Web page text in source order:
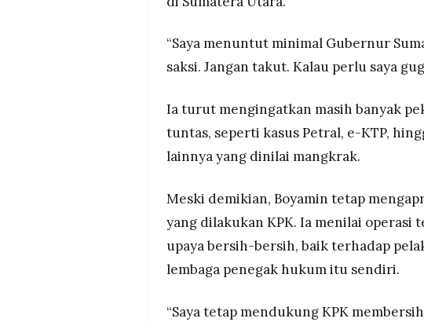
“Saya menuntut minimal Gubernur
saksi. Jangan takut. Kalau perlu saya
Ia turut mengingatkan masih banyak
tuntas, seperti kasus Petral, e-KTP,
lainnya yang dinilai mangkrak.
Meski demikian, Boyamin tetap
yang dilakukan KPK. Ia menilai operasi
upaya bersih-bersih, baik terhadap
lembaga penegak hukum itu sendiri.
“Saya tetap mendukung KPK